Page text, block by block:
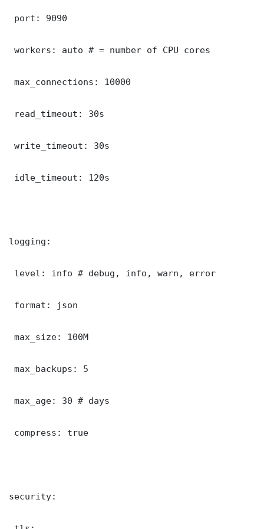
port: 9090
workers: auto # = number of CPU cores
max_connections: 10000
read_timeout: 30s
write_timeout: 30s
idle_timeout: 120s
logging:
level: info # debug, info, warn, error
format: json
max_size: 100M
max_backups: 5
max_age: 30 # days
compress: true
security: